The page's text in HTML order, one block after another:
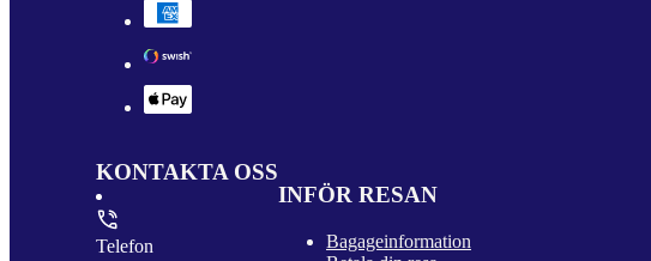
KONTAKTA OSS
Telefon
INFÖR RESAN
Bagageinformation